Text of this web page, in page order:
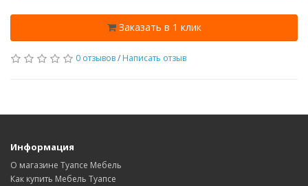
Заказать в 1 клик
0 отзывов/ Написать отзыв
Информация
О магазине Туапсе Мебель
Как купить Мебель Туапсе